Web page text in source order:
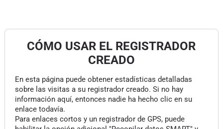
CÓMO USAR EL REGISTRADOR
CREADO
En esta página puede obtener estadísticas detalladas
sobre las visitas a su registrador creado. Si no hay
información aquí, entonces nadie ha hecho clic en su
enlace todavía.
Para enlaces cortos y un registrador de GPS, puede